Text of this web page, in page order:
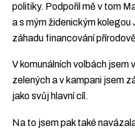
politiky. Podpořil mě v tom
a s mým židenickým kolegou
záhadu financování
V komunálních volbách jsem
zelených a v kampani jsem
jako svůj hlavní cíl.
Na to jsem pak také